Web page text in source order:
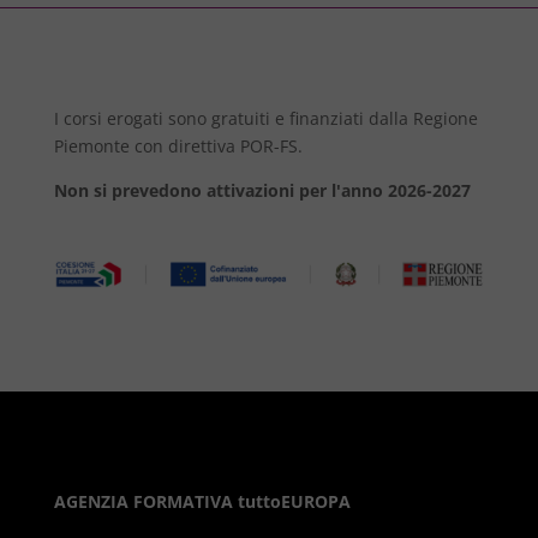
I corsi erogati sono gratuiti e finanziati dalla Regione
Piemonte con direttiva POR-FS.
Non si prevedono attivazioni per l'anno 2026-2027
AGENZIA FORMATIVA tuttoEUROPA